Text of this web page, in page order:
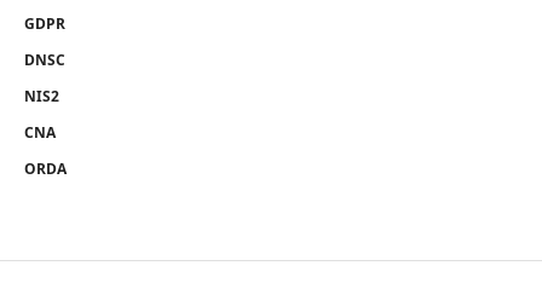
GDPR
DNSC
NIS2
CNA
ORDA